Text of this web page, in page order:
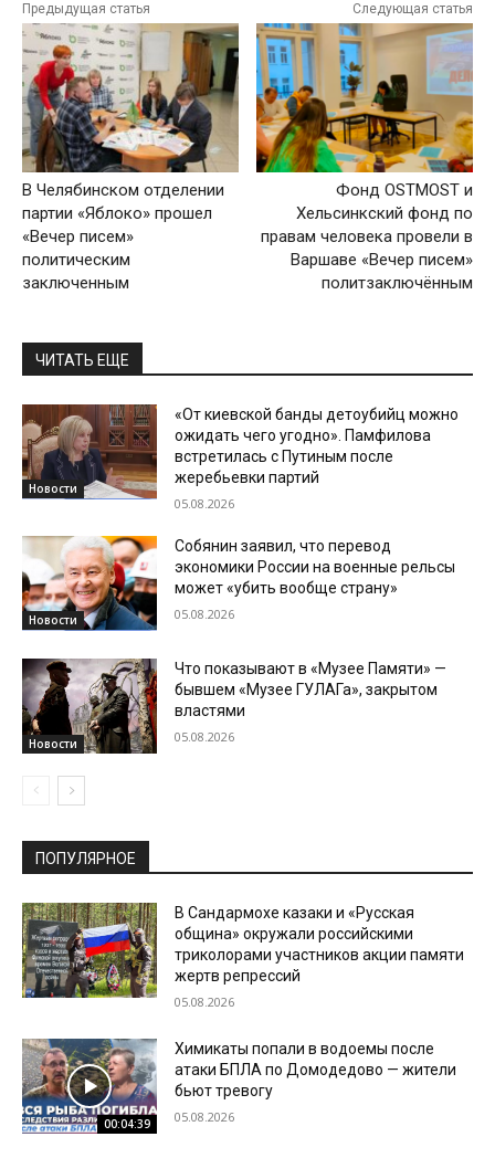
Предыдущая статья
В Челябинском отделении
партии «Яблоко» прошел
«Вечер писем»
политическим
заключенным
Следующая статья
Фонд OSTMOST и
Хельсинкский фонд по
правам человека провели в
Варшаве «Вечер писем»
политзаключённым
ЧИТАТЬ ЕЩЕ
Новости
«От киевской банды детоубийц можно
ожидать чего угодно». Памфилова
встретилась с Путиным после
жеребьевки партий
05.08.2026
Новости
Собянин заявил, что перевод
экономики России на военные рельсы
может «убить вообще страну»
05.08.2026
Новости
Что показывают в «Музее Памяти» —
бывшем «Музее ГУЛАГа», закрытом
властями
05.08.2026
ПОПУЛЯРНОЕ
В Сандармохе казаки и «Русская
община» окружали российскими
триколорами участников акции памяти
жертв репрессий
05.08.2026
00:04:39
Химикаты попали в водоемы после
атаки БПЛА по Домодедово — жители
бьют тревогу
05.08.2026